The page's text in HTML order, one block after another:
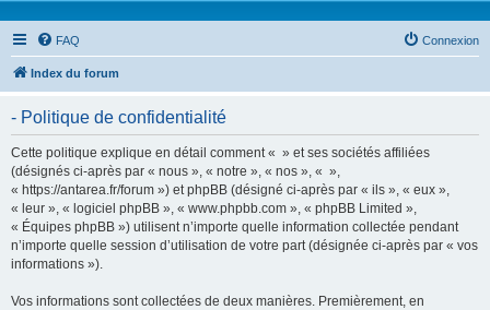
FAQ Connexion
Index du forum
- Politique de confidentialité
Cette politique explique en détail comment « » et ses sociétés affiliées
(désignés ci-après par « nous », « notre », « nos », « »,
« https://antarea.fr/forum ») et phpBB (désigné ci-après par « ils », « eux »,
« leur », « logiciel phpBB », « www.phpbb.com », « phpBB Limited »,
« Équipes phpBB ») utilisent n’importe quelle information collectée pendant
n’importe quelle session d’utilisation de votre part (désignée ci-après par « vos
informations »).
Vos informations sont collectées de deux manières. Premièrement, en